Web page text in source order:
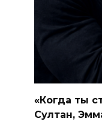
«Когда ты
Султан,